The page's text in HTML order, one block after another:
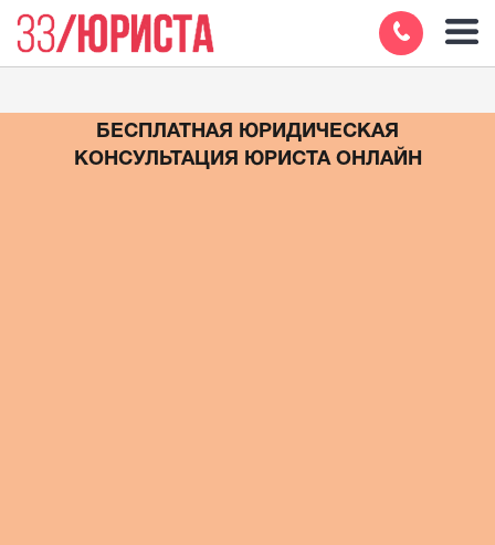
БЕСПЛАТНАЯ ЮРИДИЧЕСКАЯ
КОНСУЛЬТАЦИЯ ЮРИСТА ОНЛАЙН